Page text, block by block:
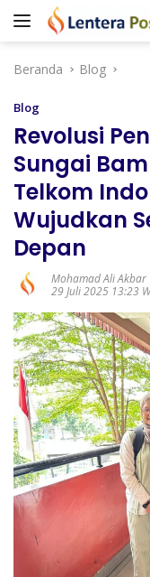
Langsung
Beranda
Blog
Blog
Revolusi
Sungai
Telkom
Wujudkan
Depan
Mohamad Ali Akbar
29 Juli 2025 13:23